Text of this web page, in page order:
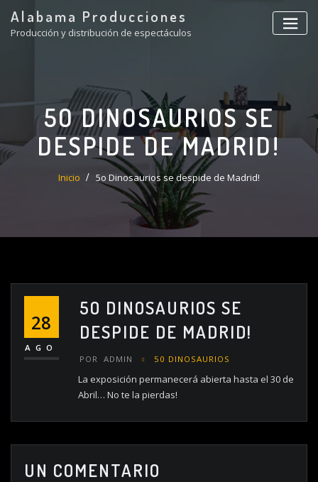
contenido
Alabama Producciones
Producción y distribución de espectáculos
5O DINOSAURIOS SE
DESPIDE DE MADRID!
Inicio 5o Dinosaurios se despide de Madrid!
28
AGO
5O DINOSAURIOS SE
DESPIDE DE MADRID!
POR ADMIN 50 DINOSAURIOS
La exposición permanecerá abierta hasta el 30 de
Abril… No te la pierdas!
UN COMENTARIO